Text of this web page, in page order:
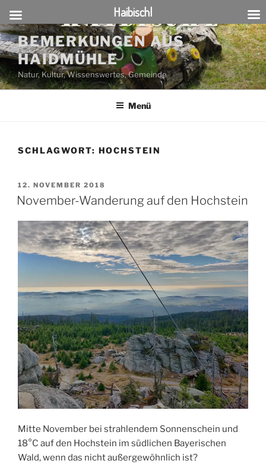
Zum
Inhalt
springen
BEMERKUNGEN AUS
HAIDMÜHLE
Natur, Kultur, Wissenswertes, Gemeinde
Menü
SCHLAGWORT: HOCHSTEIN
VERÖFFENTLICHT
AM
12. NOVEMBER 2018
November-Wanderung auf den Hochstein
Mitte November bei strahlendem Sonnenschein und
18°C auf den Hochstein im südlichen Bayerischen
Wald, wenn das nicht außergewöhnlich ist?
Haibischl